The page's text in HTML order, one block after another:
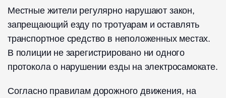
Местные жители регулярно нарушают закон,
запрещающий езду по тротуарам и оставлять
транспортное средство в неположенных местах.
В полиции не зарегистрировано ни одного
протокола о нарушении езды на электросамокате.
Согласно правилам дорожного движения, на